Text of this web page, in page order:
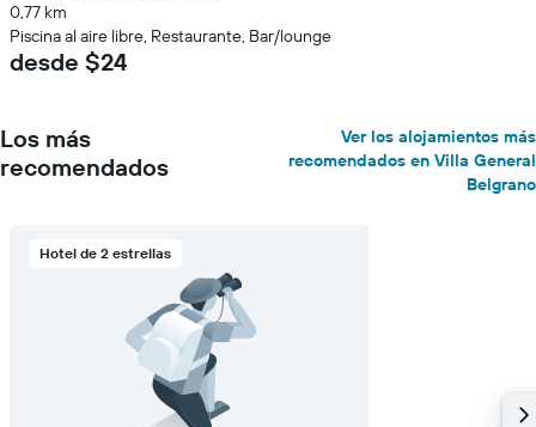
0,77 km
Piscina al aire libre, Restaurante, Bar/lounge
desde $24
Los más
recomendados
Ver los alojamientos más
recomendados en Villa General
Belgrano
Hotel de 2 estrellas